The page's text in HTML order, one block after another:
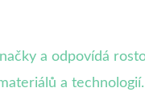
a odpovídá
a technologií.